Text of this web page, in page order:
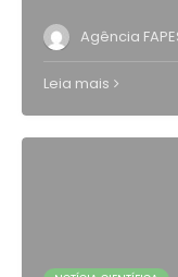
Agência
Leia mais